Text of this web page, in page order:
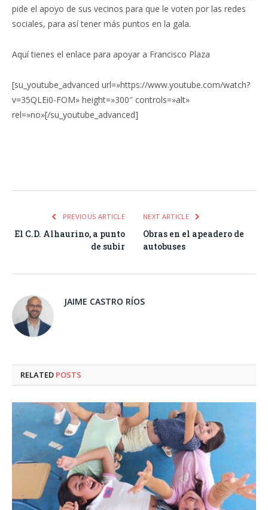
pide el apoyo de sus vecinos para que le voten por las redes
sociales, para así tener más puntos en la gala.
Aquí tienes el enlace para apoyar a Francisco Plaza
[su_youtube_advanced url=»https://www.youtube.com/watch?
v=35QLEi0-FOM» height=»300″ controls=»alt»
rel=»no»[/su_youtube_advanced]
PREVIOUS ARTICLE
El C.D. Alhaurino, a punto
de subir
NEXT ARTICLE
Obras en el apeadero de
autobuses
JAIME CASTRO RÍOS
RELATED POSTS